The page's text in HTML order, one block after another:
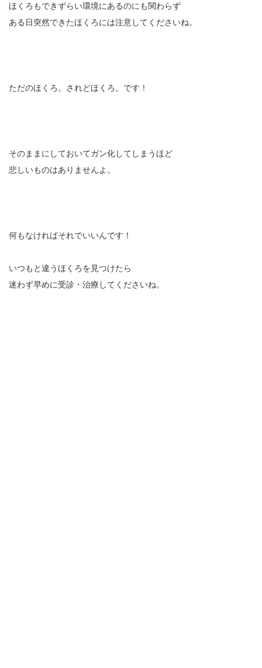
ほくろもできずらい環境にあるのにも関わらず
ある日突然できたほくろには注意してくださいね。
ただのほくろ。されどほくろ。です！
そのままにしておいてガン化してしまうほど
悲しいものはありませんよ。
何もなければそれでいいんです！
いつもと違うほくろを見つけたら
迷わず早めに受診・治療してくださいね。